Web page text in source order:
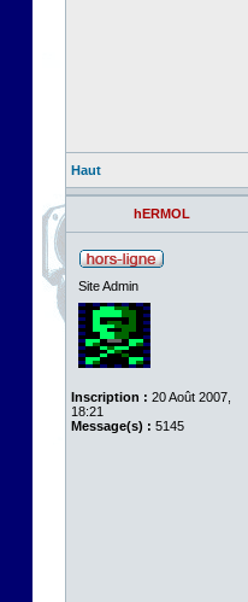
Haut
hERMOL
Site Admin
Inscription : 20 Août 2007,
18:21
Message(s) : 5145